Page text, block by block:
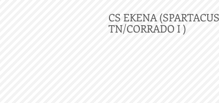
CS EKENA (SPARTACUS
TN/CORRADO I )